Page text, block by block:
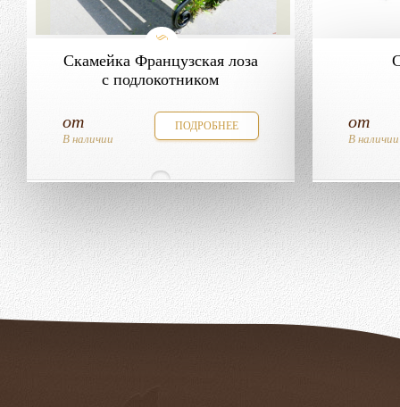
Скамейка Французская лоза
с подлокотником
от
В наличии
ПОДРОБНЕЕ от
В наличии